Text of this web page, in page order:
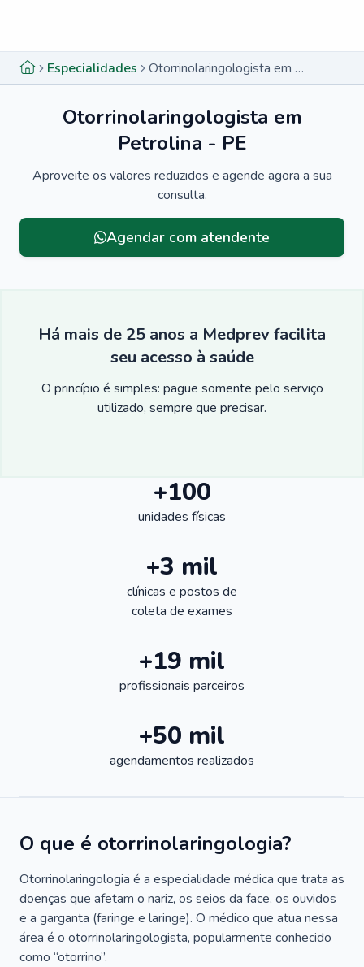
Especialidades Otorrinolaringologista em Petrolina - PE
Otorrinolaringologista em
Petrolina - PE
Aproveite os valores reduzidos e agende agora a sua
consulta.
Agendar com atendente
Há mais de 25 anos a Medprev facilita
seu acesso à saúde
O princípio é simples: pague somente pelo serviço
utilizado, sempre que precisar.
+100
unidades físicas
+3 mil
clínicas e postos de
coleta de exames
+19 mil
profissionais parceiros
+50 mil
agendamentos realizados
O que é otorrinolaringologia?
Otorrinolaringologia é a especialidade médica que trata as
doenças que afetam o nariz, os seios da face, os ouvidos
e a garganta (faringe e laringe). O médico que atua nessa
área é o otorrinolaringologista, popularmente conhecido
como “otorrino”.